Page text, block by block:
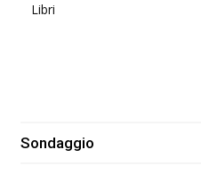
Libri
Sondaggio